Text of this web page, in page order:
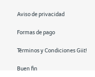
Aviso de privacidad
Formas de pago
Términos y Condiciones Giit!
Buen fin